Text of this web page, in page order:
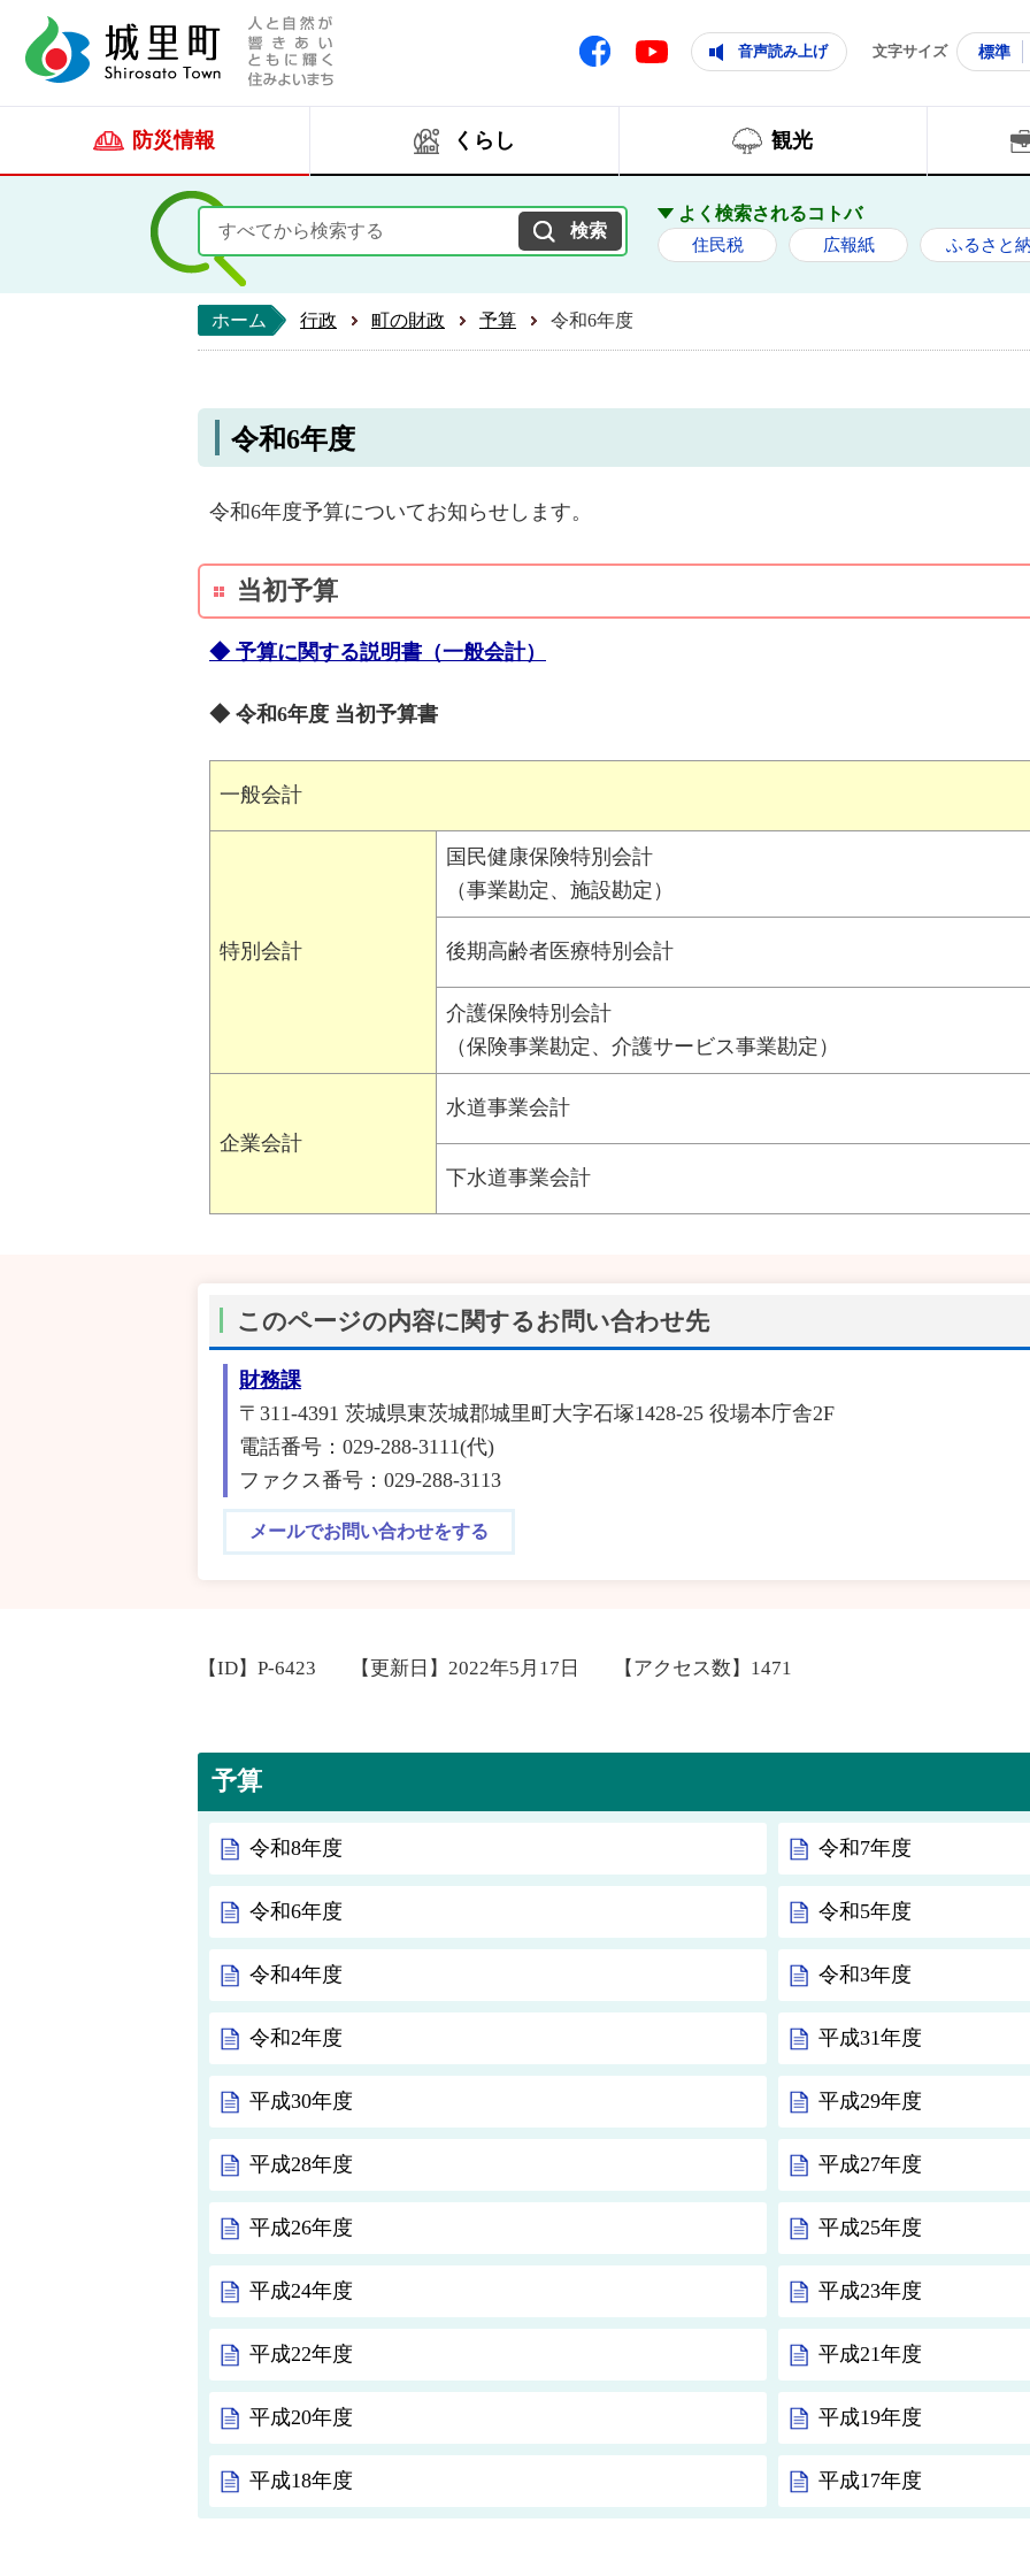
Facebook Youtube 音声読み上げ 文字サイズ 標準
防災情報 くらし 観光
よく検索されるコトバ
住民税 広報紙 ふるさと
ホーム 行政 町の財政 予算 令和6年度
令和6年度
令和6年度予算についてお知らせします。
当初予算
◆ 予算に関する説明書 （一般会計）
◆ 令和6年度 当初予算書
一般会計
特別会計
国民健康保険特別会計
（事業勘定、施設勘定）
後期高齢者医療特別会計
介護保険特別会計
（保険事業勘定、介護サービス事業勘定）
企業会計
水道事業会計
下水道事業会計
このページの内容に関するお問い合わせ先
財務課
〒311-4391 茨城県東茨城郡城里町大字石塚1428-25 役場本庁舎2F
電話番号：029-288-3111(代)
ファクス番号：029-288-3113
メールでお問い合わせをする
【ID】 P-6423 【更新日】 2022年5月17日 【アクセス数】 1471
予算
令和8年度 令和7年度
令和6年度 令和5年度
令和4年度 令和3年度
令和2年度 平成31年度
平成30年度 平成29年度
平成28年度 平成27年度
平成26年度 平成25年度
平成24年度 平成23年度
平成22年度 平成21年度
平成20年度 平成19年度
平成18年度 平成17年度